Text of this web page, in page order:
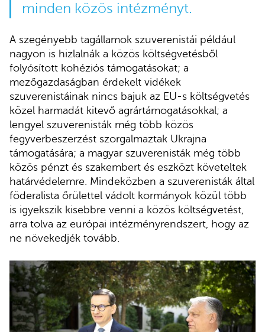
minden közös intézményt.
A szegényebb tagállamok szuverenistái például
nagyon is hizlalnák a közös költségvetésből
folyósított kohéziós támogatásokat; a
mezőgazdaságban érdekelt vidékek
szuverenistáinak nincs bajuk az EU-s költségvetés
közel harmadát kitevő agrártámogatásokkal; a
lengyel szuverenisták még több közös
fegyverbeszerzést szorgalmaztak Ukrajna
támogatására; a magyar szuverenisták még több
közös pénzt és szakembert és eszközt követeltek
határvédelemre. Mindeközben a szuverenisták által
föderalista őrülettel vádolt kormányok közül több
is igyekszik kisebbre venni a közös költségvetést,
arra tolva az európai intézményrendszert, hogy az
ne növekedjék tovább.